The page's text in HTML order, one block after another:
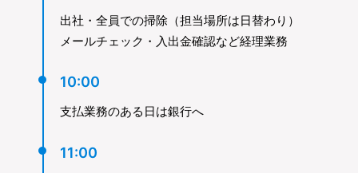
出社・全員での掃除（担当場所は日替わり）
メールチェック・入出金確認など経理業務
10:00
支払業務のある日は銀行へ
11:00